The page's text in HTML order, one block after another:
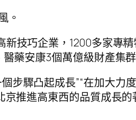
。
技巧企業，1200多家專
藥安康3個萬億級財產集
步驟凸起成長”“在加大力
京推進高東西的品質成長